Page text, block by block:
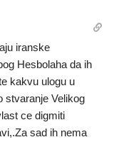
iranske
Hesbolaha da ih
kakvu ulogu u
stvaranje Velikog
ce digmiti
sad ih nema